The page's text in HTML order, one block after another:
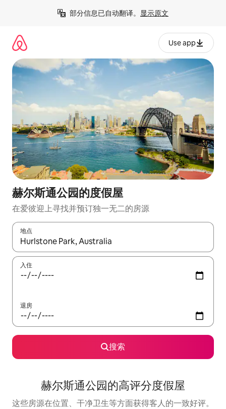
部分信息已自动翻译。 显示原文
Use app
赫尔斯通公园的度假屋
在爱彼迎上寻找并预订独一无二的房源
地点
如有搜索结果，请使用上下方向键查看，或通过点击或滑动手势
入住
退房
搜索
赫尔斯通公园的高评分度假屋
这些房源在位置、干净卫生等方面获得客人的一致好评。